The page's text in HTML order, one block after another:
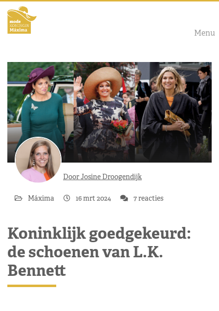
Menu
Door Josine Droogendijk
Máxima 16 mrt 2024 7 reacties
Koninklijk goedgekeurd:
de schoenen van L.K.
Bennett